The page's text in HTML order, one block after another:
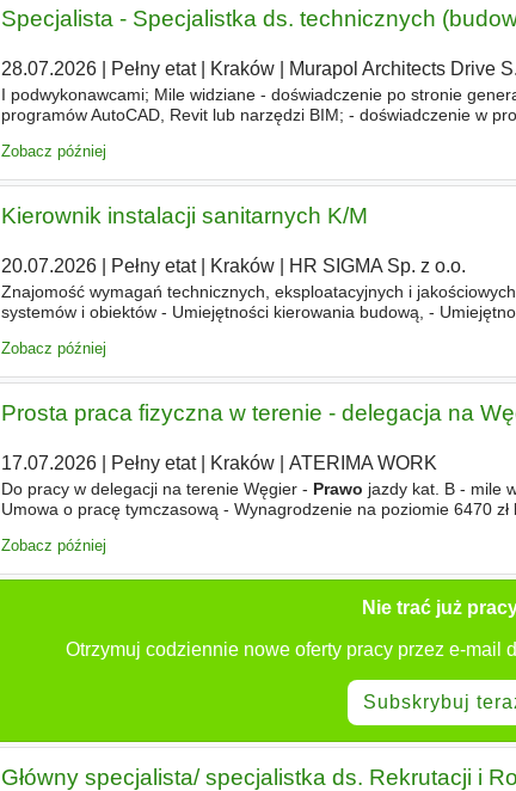
Specjalista - Specjalistka ds. technicznych
28.07.2026| Pełny etat| Kraków| Murapol Architects Drive
I podwykonawcami; Mile widziane - doświadczenie po stronie
programów AutoCAD, Revit lub narzędzi BIM; - doświadczenie w
Zobacz później
Kierownik instalacji sanitarnych K/M
20.07.2026| Pełny etat| Kraków| HR SIGMA Sp. z o.o.
Znajomość wymagań technicznych, eksploatacyjnych i
systemów i obiektów - Umiejętności kierowania budową, -
Zobacz później
Prosta praca fizyczna w terenie - delegacja na
17.07.2026| Pełny etat| Kraków| ATERIMA WORK
Do pracy w delegacji na terenie Węgier - Prawo jazdy kat. B - mile
Umowa o pracę tymczasową - Wynagrodzenie na poziomie 6470
Zobacz później
Nie trać już
Otrzymuj codziennie nowe oferty pracy przez e-mail
Subskrybuj
Główny specjalista/ specjalistka ds. Rekrutacji i